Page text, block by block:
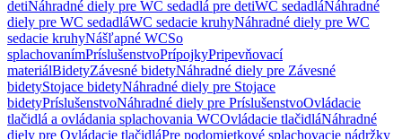
detiNáhradné diely pre WC sedadlá pre detiWC sedadláNáhradné
diely pre WC sedadláWC sedacie kruhyNáhradné diely pre WC
sedacie kruhyNášľapné WCSo
splachovanímPríslušenstvoPrípojkyPripevňovací
materiálBidetyZávesné bidetyNáhradné diely pre Závesné
bidetyStojace bidetyNáhradné diely pre Stojace
bidetyPríslušenstvoNáhradné diely pre PríslušenstvoOvládacie
tlačidlá a ovládania splachovania WCOvládacie tlačidláNáhradné
diely pre Ovládacie tlačidláPre podomietkové splachovacie nádržky